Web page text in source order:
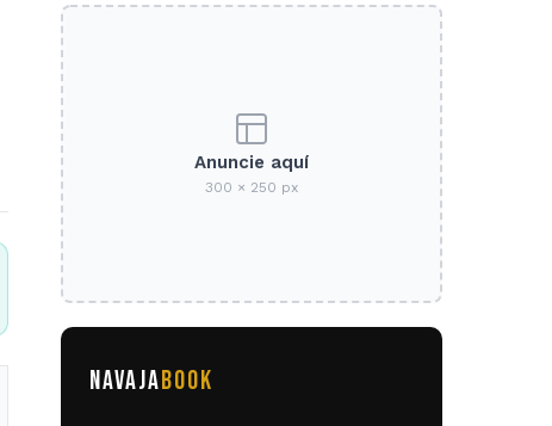
Anuncie aquí
300 × 250 px
NAVAJABOOK